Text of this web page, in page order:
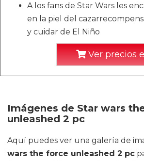
A los fans de Star Wars les
en la piel del
y cuidar de El Niño
Ver precios
Imágenes de Star wars
unleashed 2 pc
Aquí puedes ver una galería de
wars the force unleashed 2 pc